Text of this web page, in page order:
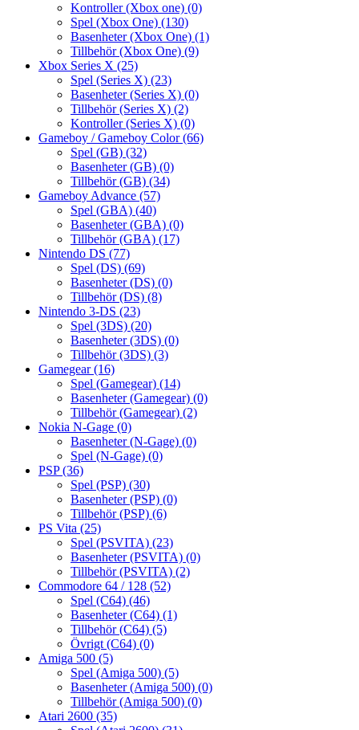
Kontroller (Xbox one) (0)
Spel (Xbox One) (130)
Basenheter (Xbox One) (1)
Tillbehör (Xbox One) (9)
Xbox Series X (25)
Spel (Series X) (23)
Basenheter (Series X) (0)
Tillbehör (Series X) (2)
Kontroller (Series X) (0)
Gameboy / Gameboy Color(66)
Spel (GB) (32)
Basenheter (GB) (0)
Tillbehör (GB) (34)
Gameboy Advance (57)
Spel (GBA) (40)
Basenheter (GBA) (0)
Tillbehör (GBA) (17)
Nintendo DS (77)
Spel (DS) (69)
Basenheter (DS) (0)
Tillbehör (DS) (8)
Nintendo 3-DS (23)
Spel (3DS) (20)
Basenheter (3DS) (0)
Tillbehör (3DS) (3)
Gamegear(16)
Spel (Gamegear) (14)
Basenheter (Gamegear) (0)
Tillbehör (Gamegear) (2)
Nokia N-Gage (0)
Basenheter (N-Gage) (0)
Spel (N-Gage) (0)
PSP(36)
Spel (PSP) (30)
Basenheter (PSP) (0)
Tillbehör (PSP) (6)
PS Vita (25)
Spel (PSVITA) (23)
Basenheter (PSVITA) (0)
Tillbehör (PSVITA) (2)
Commodore 64 / 128 (52)
Spel (C64) (46)
Basenheter (C64) (1)
Tillbehör (C64) (5)
Övrigt (C64) (0)
Amiga 500 (5)
Spel (Amiga 500) (5)
Basenheter (Amiga 500) (0)
Tillbehör (Amiga 500) (0)
Atari 2600 (35)